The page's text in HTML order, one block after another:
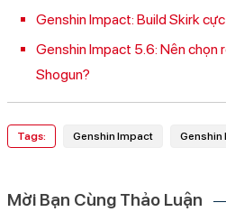
Genshin Impact: Build Skirk
Genshin Impact 5.6: Nên chọn
Shogun?
Tags: Genshin Impact Genshin
Mời Bạn Cùng Thảo Luận